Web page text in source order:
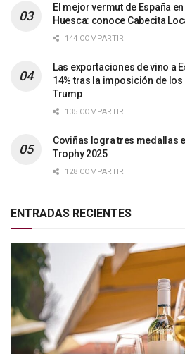
El mejor vermut de España
Huesca: conoce Cabecita
144 COMPARTIR
Las exportaciones de vino a
14% tras la imposición de
Trump
135 COMPARTIR
Coviñas logra tres medallas
Trophy 2025
128 COMPARTIR
ENTRADAS RECIENTES